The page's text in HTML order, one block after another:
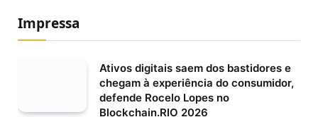
Impressa
Ativos digitais saem dos bastidores e
chegam à experiência do consumidor,
defende Rocelo Lopes no
Blockchain.RIO 2026